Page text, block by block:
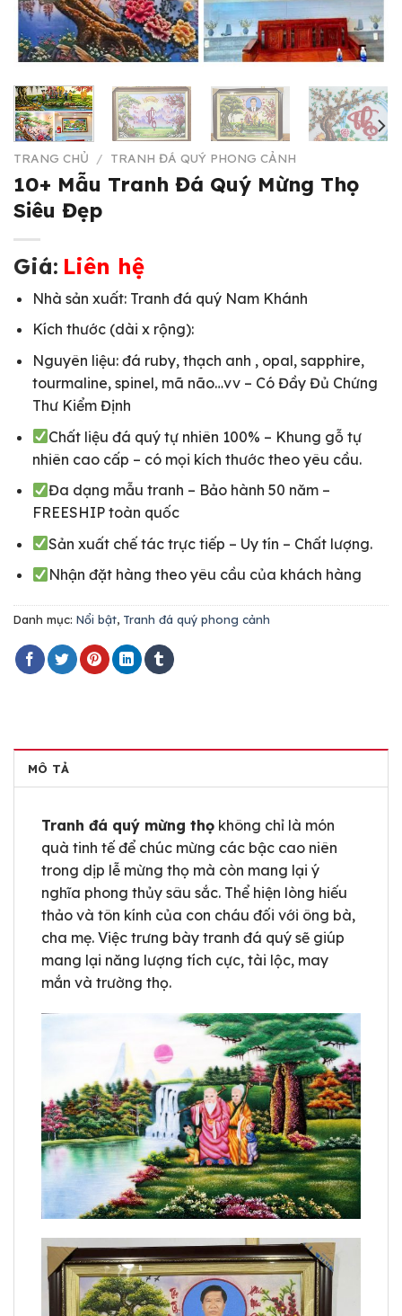
TRANG CHỦ / TRANH ĐÁ QUÝ PHONG CẢNH
10+ Mẫu Tranh Đá Quý Mừng Thọ
Siêu Đẹp
Giá: Liên hệ
Nhà sản xuất: Tranh đá quý Nam Khánh
Kích thước (dài x rộng):
Nguyên liệu: đá ruby, thạch anh , opal, sapphire,
tourmaline, spinel, mã não…vv – Có Đầy Đủ Chứng
Thư Kiểm Định
Chất liệu đá quý tự nhiên 100% – Khung gỗ tự
nhiên cao cấp – có mọi kích thước theo yêu cầu.
Đa dạng mẫu tranh – Bảo hành 50 năm –
FREESHIP toàn quốc
Sản xuất chế tác trực tiếp – Uy tín – Chất lượng.
Nhận đặt hàng theo yêu cầu của khách hàng
Danh mục: Nổi bật, Tranh đá quý phong cảnh
MÔ TẢ
Tranh đá quý mừng thọ không chỉ là món
quà tinh tế để chúc mừng các bậc cao niên
trong dịp lễ mừng thọ mà còn mang lại ý
nghĩa phong thủy sâu sắc. Thể hiện lòng hiếu
thảo và tôn kính của con cháu đối với ông bà,
cha mẹ. Việc trưng bày tranh đá quý sẽ giúp
mang lại năng lượng tích cực, tài lộc, may
mắn và trường thọ.